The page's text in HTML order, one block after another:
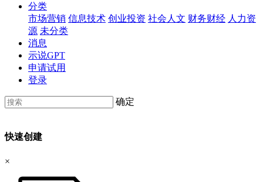
分类
市场营销 信息技术 创业投资 社会人文 财务财经 人力资
源 未分类
消息
示说GPT
申请试用
登录
确定
快速创建
×